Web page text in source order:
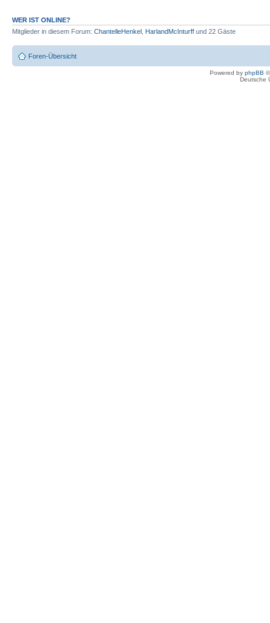
WER IST ONLINE?
Mitglieder in diesem Forum: ChantelleHenkel HarlandMcInturff und 22 Gäste
Foren-Übersicht
Powered by phpBB
Deutsche